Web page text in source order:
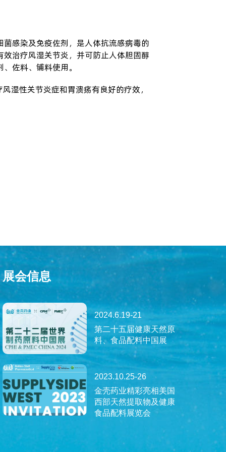
感染及免疫佐剂，是人体抗流感病毒的
治疗风湿关节炎，并可防止人体胆固醇
佐料、铺料使用。
湿性关节炎症和胃溃疡有良好的疗效，
展会信息
2024.6.19-21
第二十五届健康天然原
料、食品配料中国展
2023.10.25-26
金壳药业精彩亮相美国
西部天然提取物及健康
食品配料展览会